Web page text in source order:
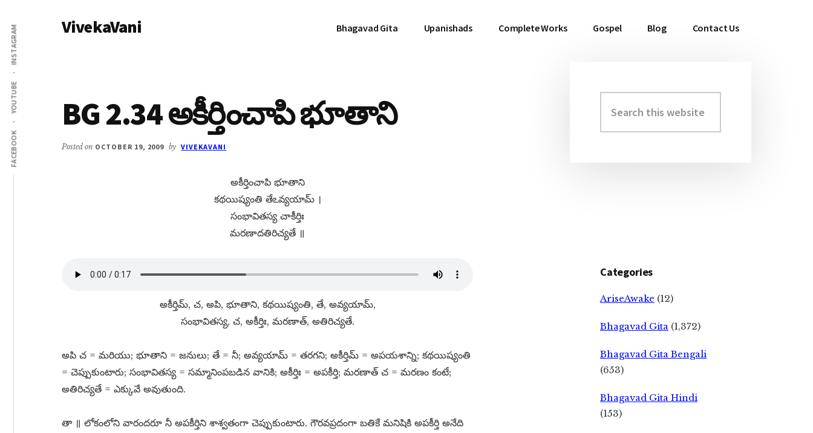
main
content
primary
sidebar
Additional
menu
FACEBOOK
YOUTUBE
INSTAGRAM VivekaVani Bhagavad Gita Upanishads Complete Works Gospel Blog Contact Us
BG 2.34 అకీర్తించాపి భూతాని
Posted on OCTOBER 19, 2009 by VIVEKAVANI
అకీర్తించాపి భూతాని
కథయిష్యంతి తేఽవ్యయామ్​ ।
సంభావితస్య చాకీర్తిః
మరణాదతిరిచ్యతే ॥
అకీర్తిమ్​, చ, అపి, భూతాని, కథయిష్యంతి, తే, అవ్యయామ్​,
సంభావితస్య, చ, అకీర్తిః, మరణాత్​, అతిరిచ్యతే.
అపి చ = మరియు; భూతాని = జనులు; తే = నీ; అవ్యయామ్​ = తరగని; అకీర్తిమ్​ = అపయశాన్ని; కథయిష్యంతి
= చెప్పుకుంటారు; సంభావితస్య = సమ్మానింపబడిన వానికి; అకీర్తిః = అపకీర్తి; మరణాత్​ చ = మరణం కంటే;
అతిరిచ్యతే = ఎక్కువే అవుతుంది.
తా ॥ లోకంలోని వారందరూ నీ అపకీర్తిని శాశ్వతంగా చెప్పుకుంటారు. గౌరవప్రదంగా బతికే మనిషికి అపకీర్తి అనేది
Primary
Sidebar
this
website
Categories
AriseAwake (12)
Bhagavad Gita (1,372)
Bhagavad Gita Bengali
(653)
Bhagavad Gita Hindi
(153)